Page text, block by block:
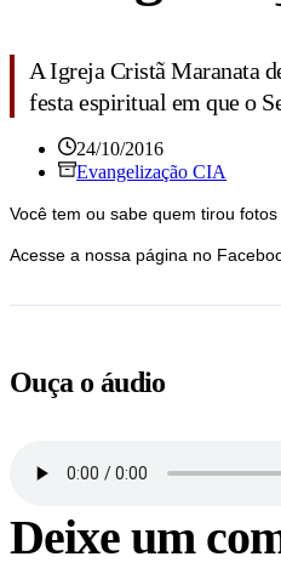
A Igreja Cristã Maranata
festa espiritual em que o
24/10/2016
Evangelização CIA
Você tem ou sabe quem tirou
Acesse a nossa página no
Ouça o áudio
Deixe um